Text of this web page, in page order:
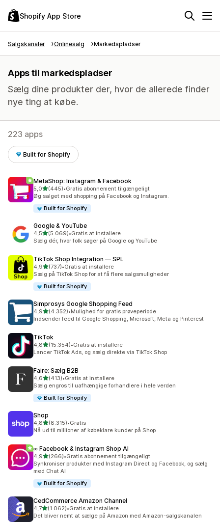
Shopify App Store
Salgskanaler Onlinesalg Markedspladser
Apps til markedspladser
Sælg dine produkter der, hvor de allerede finder
nye ting at købe.
223 apps
Built for Shopify
MetaShop: Instagram & Facebook
5,0ud af 5 stjerner
(445)
445 anmeldelser i alt
•Gratis abonnement tilgængeligt
Øg salget med shopping på Facebook og Instagram.
Built for Shopify
Google & YouTube
4,5ud af 5 stjerner
(5.069)
5069 anmeldelser i alt
•Gratis at installere
Sælg dér, hvor folk søger på Google og YouTube
TikTok Shop Integration — SPL
4,9ud af 5 stjerner
(737)
737 anmeldelser i alt
•Gratis at installere
Sælg på TikTok Shop for at få flere salgsmuligheder
Built for Shopify
Simprosys Google Shopping Feed
4,9ud af 5 stjerner
(4.352)
4352 anmeldelser i alt
•Mulighed for gratis prøveperiode
Indsender feed til Google Shopping, Microsoft, Meta og Pinterest
TikTok
4,8ud af 5 stjerner
(15.354)
15354 anmeldelser i alt
•Gratis at installere
Lancer TikTok Ads, og sælg direkte via TikTok Shop
Faire: Sælg B2B
4,6ud af 5 stjerner
(413)
413 anmeldelser i alt
•Gratis at installere
Sælg engros til uafhængige forhandlere i hele verden
Built for Shopify
Shop
4,8ud af 5 stjerner
(8.315)
8315 anmeldelser i alt
•Gratis
Nå ud til millioner af købeklare kunder på Shop
∞ Facebook & Instagram Shop AI
4,9ud af 5 stjerner
(266)
266 anmeldelser i alt
•Gratis abonnement tilgængeligt
Synkroniser produkter med Instagram Direct og Facebook, og sælg
med Chat AI
Built for Shopify
CedCommerce Amazon Channel
4,7ud af 5 stjerner
(1.062)
1062 anmeldelser i alt
•Gratis at installere
Det bliver nemt at sælge på Amazon med Amazon-salgskanalen